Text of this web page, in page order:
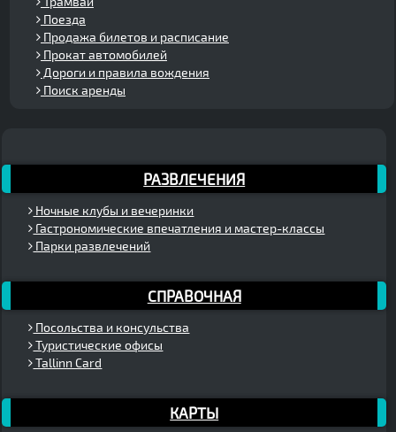
Поезда
Продажа билетов и расписание
Прокат автомобилей
Дороги и правила вождения
Поиск аренды
РАЗВЛЕЧЕНИЯ
Ночные клубы и вечеринки
Гастрономические впечатления и мастер-классы
Парки развлечений
СПРАВОЧНАЯ
Посольства и консульства
Туристические офисы
Tallinn Card
КАРТЫ